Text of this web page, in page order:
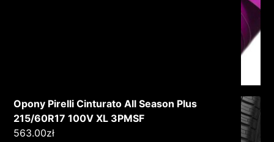
Opony Pirelli Cinturato All Season Plus
215/60R17 100V XL 3PMSF
563.00zł